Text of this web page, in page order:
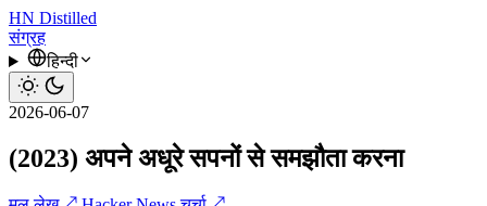
HN Distilled
संग्रह
हिन्दी
2026-06-07
(2023) अपने अधूरे सपनों से समझौता करना